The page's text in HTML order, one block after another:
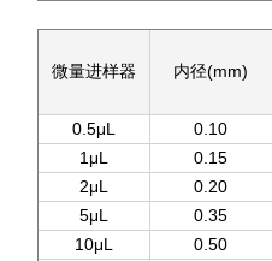
微量进样器 内径(mm)
0.5μL
0.10
1μL
0.15
2μL
0.20
5μL
0.35
10μL
0.50